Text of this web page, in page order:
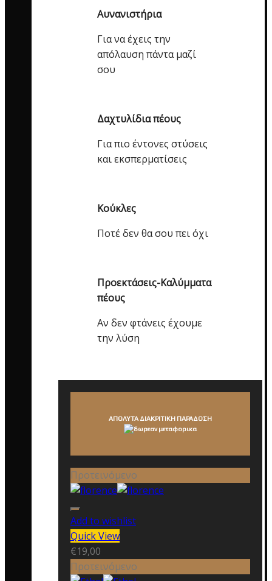
Αυνανιστήρια
Για να έχεις την
απόλαυση πάντα μαζί
σου
Δαχτυλίδια πέους
Για πιο έντονες στύσεις
και εκσπερματίσεις
Κούκλες
Ποτέ δεν θα σου πει όχι
Προεκτάσεις-Καλύμματα
πέους
Αν δεν φτάνεις έχουμε
την λύση
ΑΠΟΛΥΤΑ ΔΙΑΚΡΙΤΙΚΗ ΠΑΡΑΔΟΣΗ
Προτεινόμενο
Add to wishlist
Quick View
€19,00
Προτεινόμενο